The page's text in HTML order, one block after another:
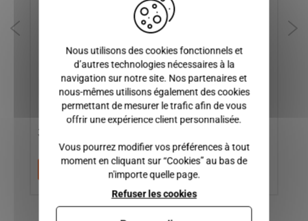
35,00 €
Ajouter au panier
SANS PERMIS
Ajouter au panier
Nous utilisons des cookies fonctionnels et
d’autres technologies nécessaires à la
navigation sur notre site. Nos partenaires et
nous-mêmes utilisons également des cookies
permettant de mesurer le trafic afin de vous
offrir une expérience client personnalisée.
Vous pourrez modifier vos préférences à tout
moment en cliquant sur “Cookies” au bas de
n'importe quelle page.
Refuser les cookies